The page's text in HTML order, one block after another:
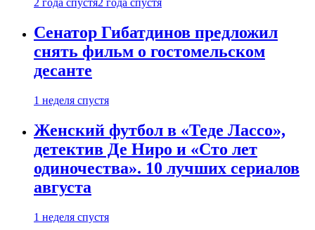
2 года спустя2 года спустя
Сенатор Гибатдинов предложил
снять фильм о гостомельском
десанте
1 неделя спустя
Женский футбол в «Теде Лассо»,
детектив Де Ниро и «Сто лет
одиночества». 10 лучших сериалов
августа
1 неделя спустя